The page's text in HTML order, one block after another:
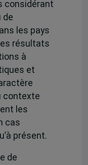
considérant
de
les pays
résultats
à
et
contexte
les
cas
présent.
de